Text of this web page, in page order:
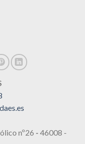
nº26 - 46008 -